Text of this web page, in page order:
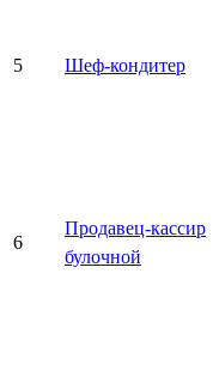
5 Шеф-кондитер
6
Продавец-кассир
булочной